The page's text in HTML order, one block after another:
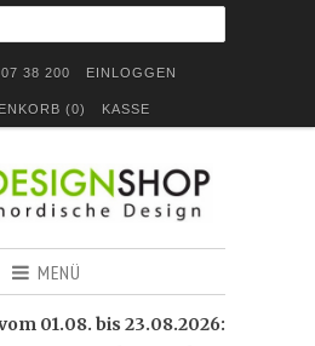
38 200 EINLOGGEN
(0) KASSE
MENÜ
01.08. bis 23.08.2026: